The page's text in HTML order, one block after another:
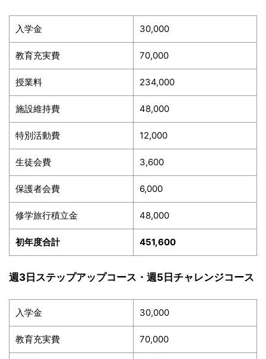
入学金 30,000
教育充実費 70,000
授業料 234,000
施設維持費 48,000
特別活動費 12,000
生徒会費 3,600
保護者会費 6,000
修学旅行積立金 48,000
初年度合計 451,600
週3日ステップアップコース・週5日チャレンジコース
入学金 30,000
教育充実費 70,000